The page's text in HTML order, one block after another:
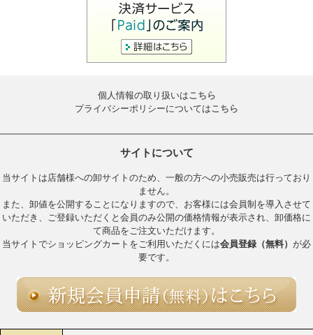
個人情報の取り扱いはこちら
プライバシーポリシーについてはこちら
サイトについて
当サイトは店舗様への卸サイトのため、一般の方への小売販売は行っており
ません。
また、卸値を公開することになりますので、お客様には会員制を導入させて
いただき、ご登録いただくと会員のみ公開の価格情報が表示され、卸価格に
て商品をご注文いただけます。
当サイトでショッピングカートをご利用いただくには会員登録（無料） が必
要です。